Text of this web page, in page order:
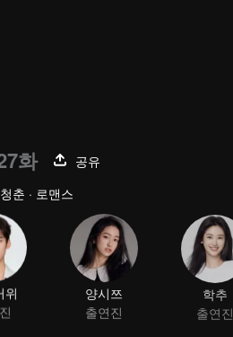
화
공유
청춘 · 로맨스
위
양시쯔
출연진
학추
출연진